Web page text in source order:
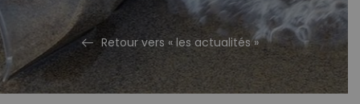
Retour vers « les actualités »